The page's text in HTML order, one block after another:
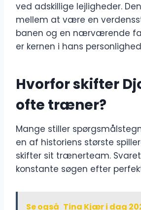
ved adskillige lejligheder.
mellem at være en
banen og en nærværende
er kernen i hans
Hvorfor skifter
ofte træner?
Mange stiller
en af historiens største
skifter sit trænerteam.
konstante søgen efter
Se også Tina Kjær i dag